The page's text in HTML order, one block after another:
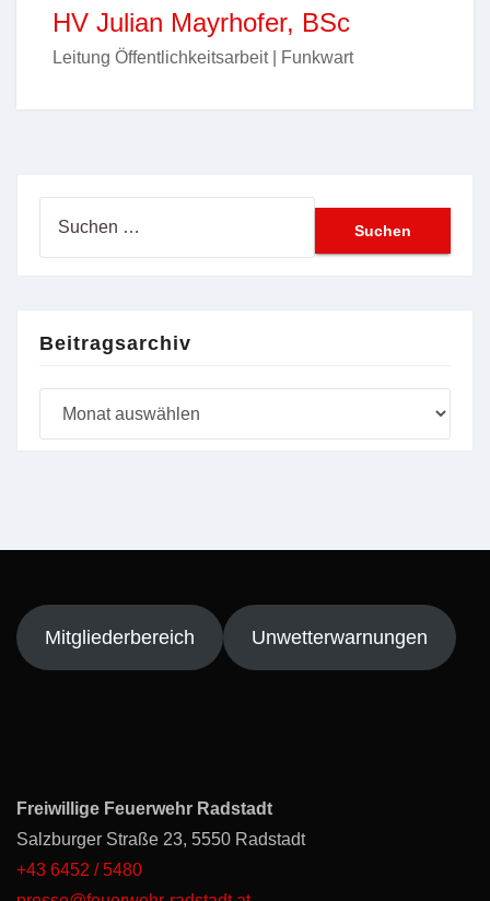
HV Julian Mayrhofer, BSc
Leitung Öffentlichkeitsarbeit | Funkwart
Beitragsarchiv
Mitgliederbereich Unwetterwarnungen
Freiwillige Feuerwehr Radstadt
Salzburger Straße 23, 5550 Radstadt
+43 6452 / 5480